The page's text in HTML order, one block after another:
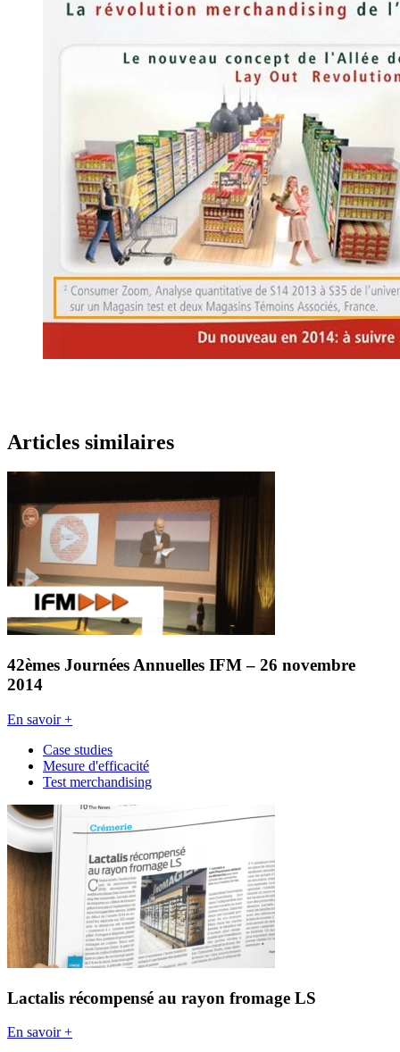
Articles similaires
42èmes Journées Annuelles IFM – 26 novembre
2014
En savoir +
Case studies
Mesure d'efficacité
Test merchandising
Lactalis récompensé au rayon fromage LS
En savoir +